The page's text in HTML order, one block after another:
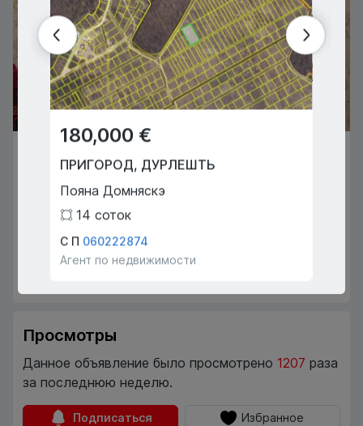
77,000 €
КИШИНЁВ ,БУЮКАНЫ
Ион Крянгэ
1 45 m
Думитру Маноли 078001253
Просмотры
Данное объявление было просмотрено 1207 раза
за последнюю неделю.
Подписаться Избранное
180,000 €
ПРИГОРОД, ДУРЛЕШТЬ
Пояна Домняскэ
14 соток
С П 060222874
Агент по недвижимости